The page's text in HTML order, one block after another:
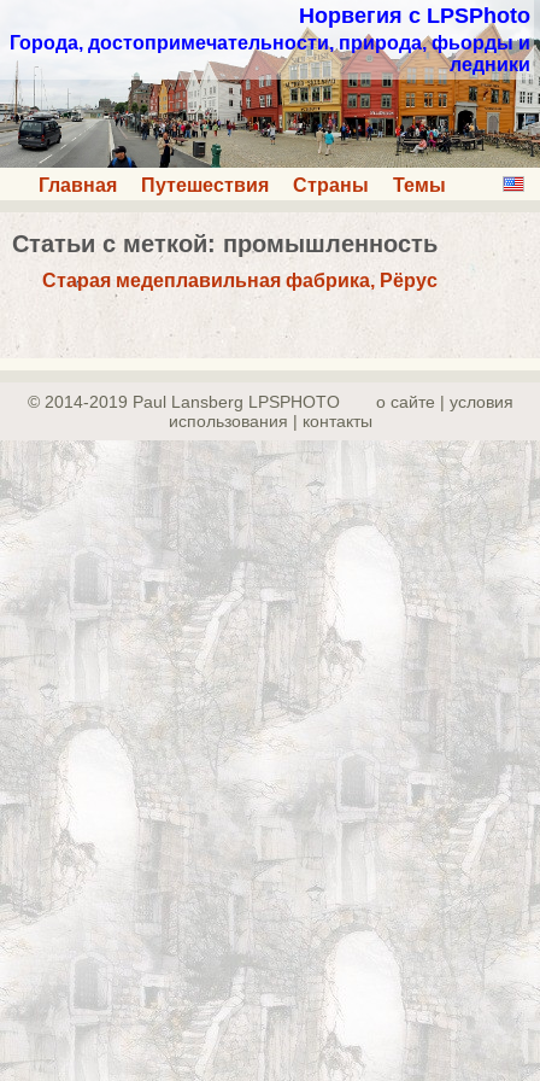
Норвегия с LPSPhoto
Города, достопримечательности, природа, фьорды и
ледники
Главная Путешествия Страны Темы
Статьи с меткой: промышленность
Старая медеплавильная фабрика, Рёрус
© 2014-2019 Paul Lansberg LPSPHOTO
о сайте | yсловия
использования | контакты